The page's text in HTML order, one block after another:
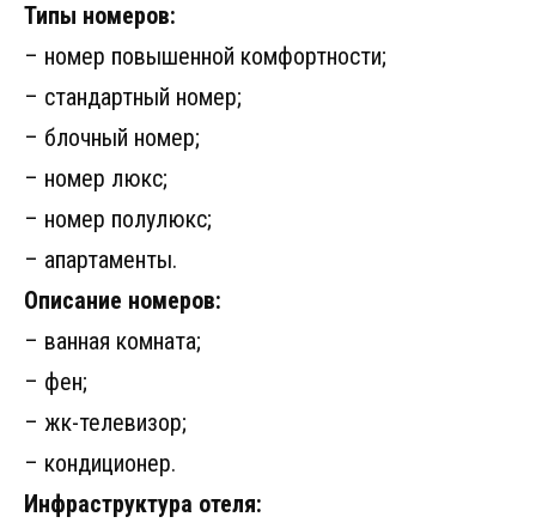
Типы номеров:
– номер повышенной комфортности;
– стандартный номер;
– блочный номер;
– номер люкс;
– номер полулюкс;
– апартаменты.
Описание номеров:
– ванная комната;
– фен;
– жк-телевизор;
– кондиционер.
Инфраструктура отеля: